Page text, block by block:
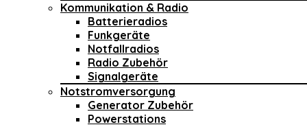
Kommunikation & Radio
Batterieradios
Funkgeräte
Notfallradios
Radio Zubehör
Signalgeräte
Notstromversorgung
Generator Zubehör
Powerstations